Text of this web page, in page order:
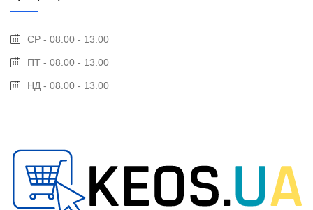
СР - 08.00 - 13.00
ПТ - 08.00 - 13.00
НД - 08.00 - 13.00